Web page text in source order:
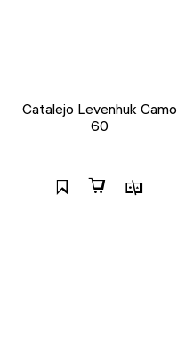
Catalejo Levenhuk Camo
60